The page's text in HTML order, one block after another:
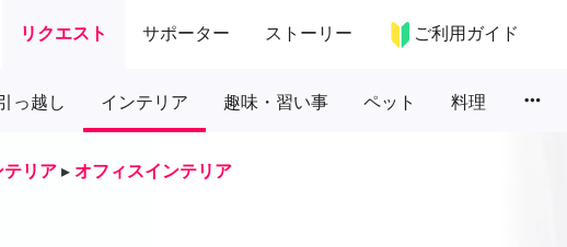
リクエスト サポーター ストーリー ご利用ガイド
っ越し インテリア 趣味・習い事 ペット 料理 more_horiz
テリア ▸ オフィスインテリア